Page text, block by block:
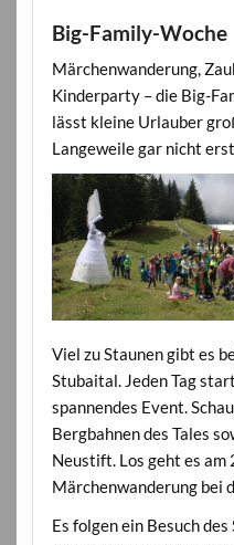
Big-Family-Woche
Märchenwanderung,
Kinderparty – die Big-
lässt kleine Urlauber
Langeweile gar nicht
Viel zu Staunen gibt es
Stubaital. Jeden Tag
spannendes Event.
Bergbahnen des Tales
Neustift. Los geht es am
Märchenwanderung bei
Es folgen ein Besuch